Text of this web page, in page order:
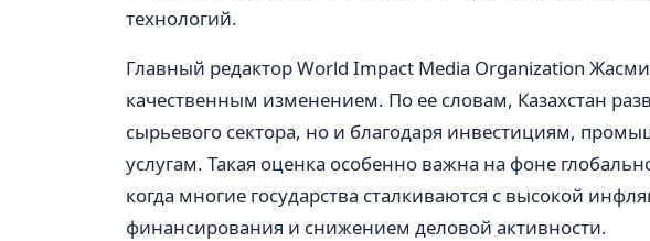
технологий.
Главный редактор World Impact Media Organization
качественным изменением. По ее словам, Казахстан
сырьевого сектора, но и благодаря инвестициям,
услугам. Такая оценка особенно важна на фоне
когда многие государства сталкиваются с высокой
финансирования и снижением деловой активности.